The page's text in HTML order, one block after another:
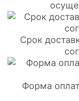
Срок
Форма